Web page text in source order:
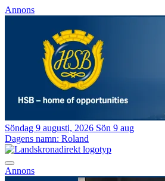
Annons
Söndag 9 augusti, 2026 Sön 9 aug
Dagens namn: Roland
Annons